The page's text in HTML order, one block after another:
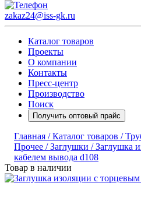
zakaz24@iss-gk.ru
Каталог товаров
Проекты
О компании
Контакты
Пресс-центр
Производство
Поиск
Получить оптовый прайс
Главная /Каталог товаров /
Прочее /Заглушки /Заглушка
кабелем вывода d108
Товар в наличии